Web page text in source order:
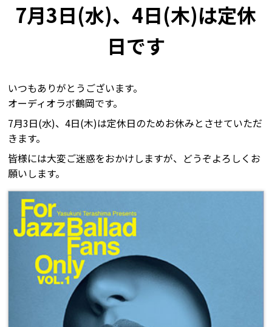
7月3日(水)、4日(木)は定休
日です
いつもありがとうございます。
オーディオラボ鶴岡です。
7月3日(水)、4日(木)は定休日のためお休みとさせていただ
きます。
皆様には大変ご迷惑をおかけしますが、どうぞよろしくお
願いします。